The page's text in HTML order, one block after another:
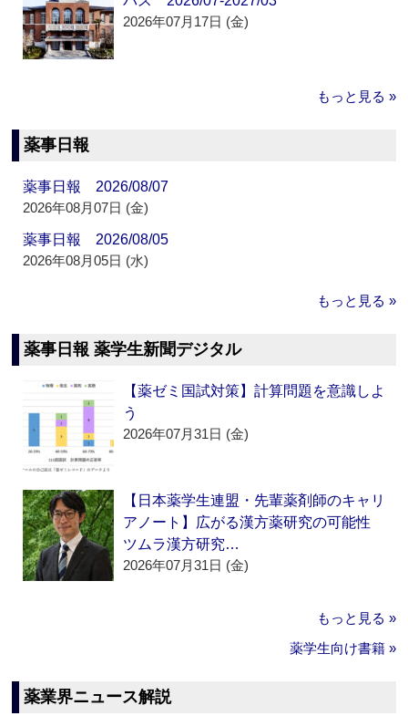
2026年07月17日 (金)
もっと見る »
薬事日報
薬事日報 2026/08/07
2026年08月07日 (金)
薬事日報 2026/08/05
2026年08月05日 (水)
もっと見る »
薬事日報 薬学生新聞デジタル
【薬ゼミ国試対策】計算問題を意識しよ
う
2026年07月31日 (金)
【日本薬学生連盟・先輩薬剤師のキャリ
アノート】広がる漢方薬研究の可能性
ツムラ漢方研究…
2026年07月31日 (金)
もっと見る »
薬学生向け書籍 »
薬業界ニュース解説